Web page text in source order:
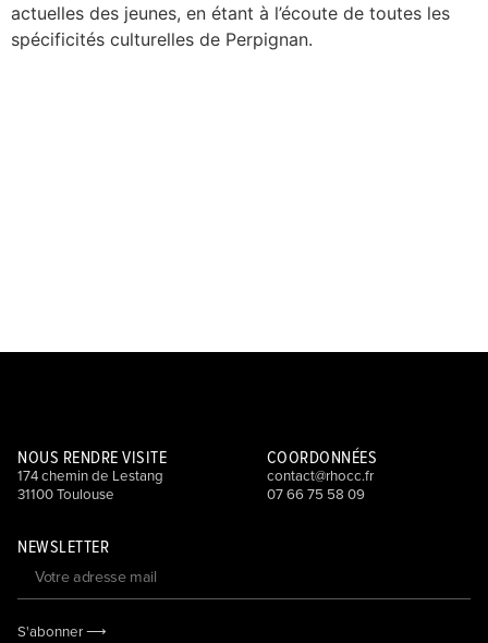
actuelles des jeunes, en étant à l’écoute de toutes les
spécificités culturelles de Perpignan.
NOUS RENDRE VISITE
174 chemin de Lestang
31100 Toulouse
COORDONNÉES
contact@rhocc.fr
07 66 75 58 09
NEWSLETTER
S'abonner ⟶